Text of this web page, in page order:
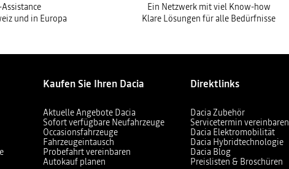
und in Europa
Ein Netzwerk mit viel Know-how
Klare Lösungen für alle Bedürfnisse
Kaufen Sie Ihren Dacia
Aktuelle Angebote Dacia
Sofort verfügbare Neufahrzeuge
Occasionsfahrzeuge
Fahrzeugeintausch
Probefahrt vereinbaren
Autokauf planen
Direktlinks
Dacia Zubehör
Servicetermin vereinbaren
Dacia Elektromobilität
Dacia Hybridtechnologie
Dacia Blog
Preislisten & Broschüren